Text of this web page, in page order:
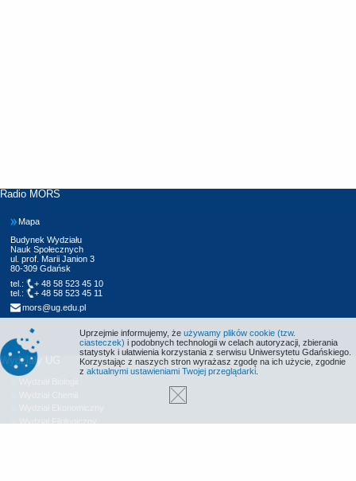
Radio MORS
Mapa
Budynek Wydziału
Nauk Społecznych
ul. prof. Marii Janion 3
80-309 Gdańsk
tel.:
+ 48 58 523 45 10
tel.:
+ 48 58 523 45 11
mors@ug.edu.pl
Wydziały UG
Uprzejmie informujemy, że używamy plików cookie (tzw.
ciasteczek) i podobnych technologii w celach autoryzacji, zbierania
statystyk i ułatwienia korzystania z serwisu Uniwersytetu Gdańskiego.
Korzystając z naszych stron wyrażasz zgodę na ich użycie, zgodnie
z aktualnymi ustawieniami Twojej przeglądarki